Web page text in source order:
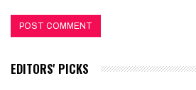
EDITORS' PICKS